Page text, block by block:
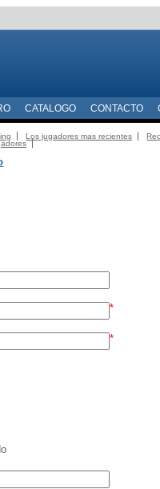
CATALOGO CONTACTO
Los jugadores mas recientes
*
*